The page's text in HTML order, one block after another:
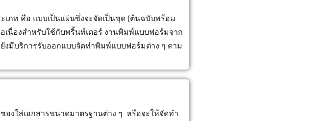
ภท คือ แบบเป็นแผ่นซึ่งจะจัดเป็นชุด (ต้นฉบับพร้อม
เนื่องสำหรับใช้กับพริ้นท์เตอร์ งานพิมพ์แบบฟอร์มจาก
งมีบริการรับออกแบบจัดทำพิมพ์แบบฟอร์มต่าง ๆ ตาม
ใส่เอกสารขนาดมาตรฐานต่าง ๆ หรือจะให้จัดทำ